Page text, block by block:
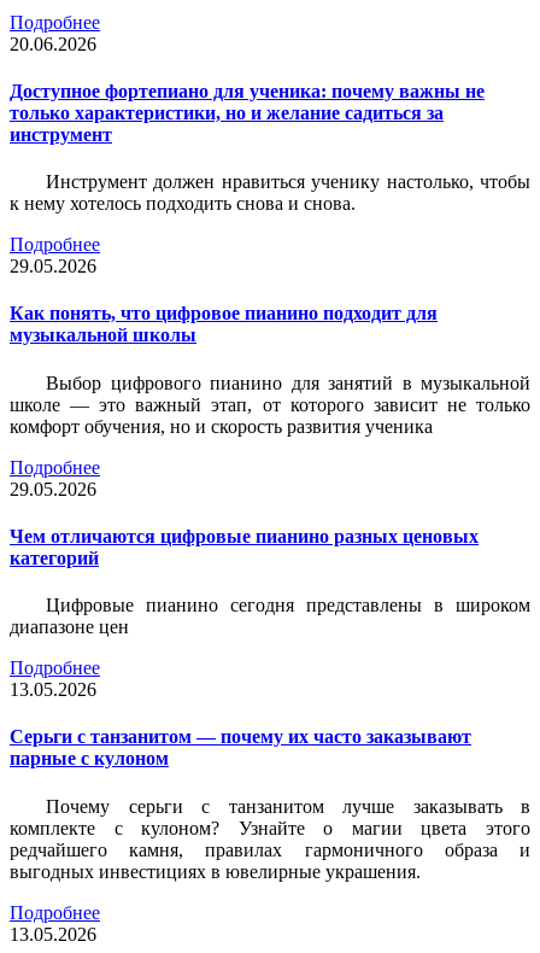
Подробнее
20.06.2026
Доступное фортепиано для ученика: почему важны не
только характеристики, но и желание садиться за
инструмент
Инструмент должен нравиться ученику настолько, чтобы
к нему хотелось подходить снова и снова.
Подробнее
29.05.2026
Как понять, что цифровое пианино подходит для
музыкальной школы
Выбор цифрового пианино для занятий в музыкальной
школе — это важный этап, от которого зависит не только
комфорт обучения, но и скорость развития ученика
Подробнее
29.05.2026
Чем отличаются цифровые пианино разных ценовых
категорий
Цифровые пианино сегодня представлены в широком
диапазоне цен
Подробнее
13.05.2026
Серьги с танзанитом — почему их часто заказывают
парные с кулоном
Почему серьги с танзанитом лучше заказывать в
комплекте с кулоном? Узнайте о магии цвета этого
редчайшего камня, правилах гармоничного образа и
выгодных инвестициях в ювелирные украшения.
Подробнее
13.05.2026